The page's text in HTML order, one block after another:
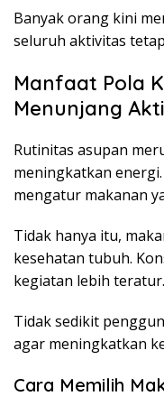
Banyak orang kini
seluruh aktivitas
Manfaat Pola
Menunjang
Rutinitas asupan
meningkatkan
mengatur makanan
Tidak hanya itu,
kesehatan tubuh.
kegiatan lebih teratur.
Tidak sedikit
agar meningkatkan
Cara Memilih